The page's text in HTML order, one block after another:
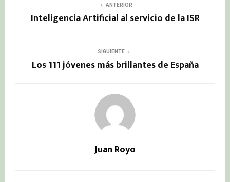
ANTERIOR
Inteligencia Artificial al servicio de la ISR
SIGUIENTE
Los 111 jóvenes más brillantes de España
Juan Royo